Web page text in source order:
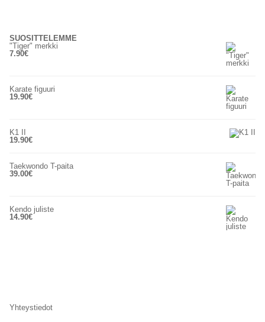
SUOSITTELEMME
"Tiger" merkki
7.90€
Karate figuuri
19.90€
K1 II
19.90€
Taekwondo T-paita
39.00€
Kendo juliste
14.90€
Yhteystiedot